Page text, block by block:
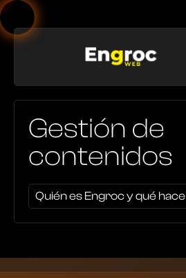
Gestión de
contenidos
Quién es Engroc y qué hace